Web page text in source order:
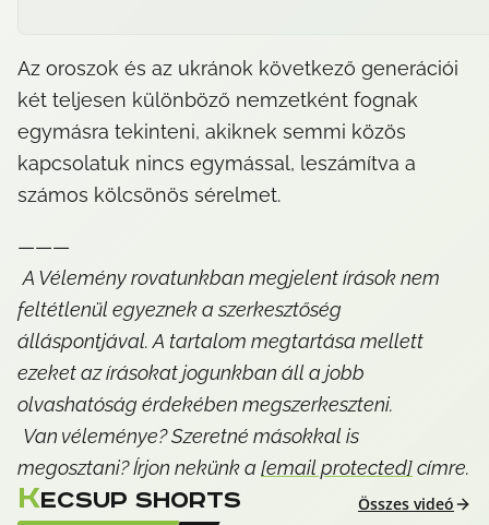
Az oroszok és az ukránok következő generációi
két teljesen különböző nemzetként fognak
egymásra tekinteni, akiknek semmi közös
kapcsolatuk nincs egymással, leszámítva a
számos kölcsönös sérelmet.
———
A Vélemény rovatunkban megjelent írások nem
feltétlenül egyeznek a szerkesztőség
álláspontjával. A tartalom megtartása mellett
ezeket az írásokat jogunkban áll a jobb
olvashatóság érdekében megszerkeszteni.
Van véleménye? Szeretné másokkal is
megosztani? Írjon nekünk a [email protected] címre.
KECSUP SHORTS Összes videó